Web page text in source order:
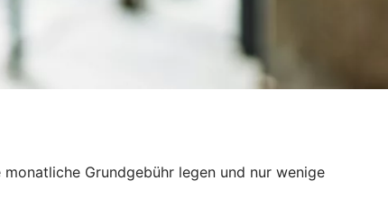
Grundgebühr legen und nur wenige